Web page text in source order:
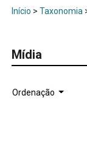
Início > Taxonomia
Mídia
Ordenação